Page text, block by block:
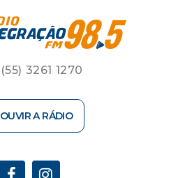
(55) 3261 1270
OUVIR A RÁDIO